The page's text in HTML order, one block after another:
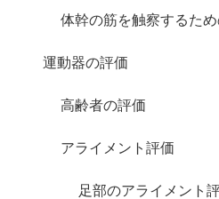
体幹の筋を触察するた
運動器の評価
高齢者の評価
アライメント評価
足部のアライメント